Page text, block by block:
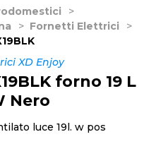
>
> Fornetti Elettrici
>
XD Enjoy
forno 19 L
Nero
luce 19l. w pos